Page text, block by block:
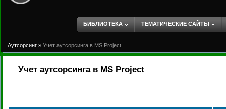
БИБЛИОТЕКА ТЕМАТИЧЕСКИЕ САЙТЫ
Аутсорсинг » Учет аутсорсинга в MS Project
Учет аутсорсинга в MS Project